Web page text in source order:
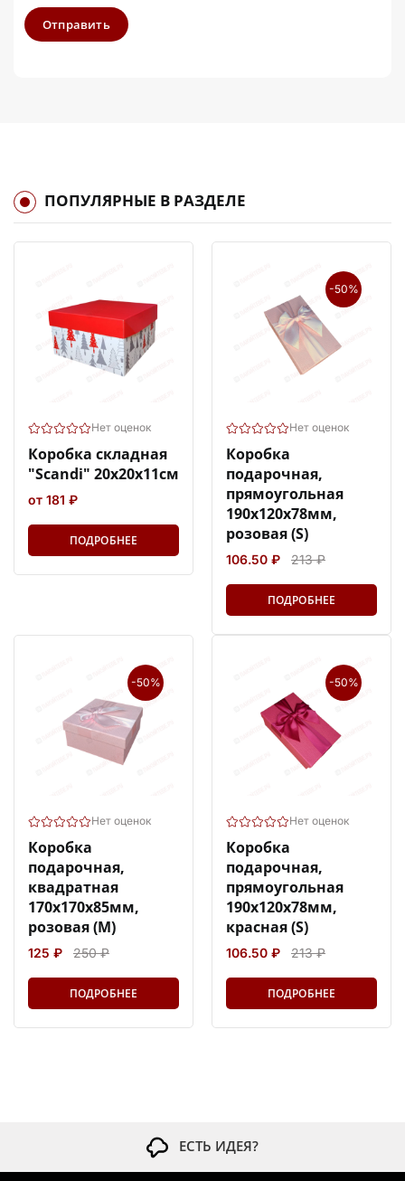
Отправить
ПОПУЛЯРНЫЕ В РАЗДЕЛЕ
Нет оценок
Коробка складная
"Scandi" 20х20х11см
от 181 ₽
ПОДРОБНЕЕ
-50%
Нет оценок
Коробка
подарочная,
прямоугольная
190х120х78мм,
розовая (S)
106.50 ₽ 213 ₽
ПОДРОБНЕЕ
-50%
Нет оценок
Коробка
подарочная,
квадратная
170х170х85мм,
розовая (M)
125 ₽ 250 ₽
ПОДРОБНЕЕ
-50%
Нет оценок
Коробка
подарочная,
прямоугольная
190х120х78мм,
красная (S)
106.50 ₽ 213 ₽
ПОДРОБНЕЕ
ЕСТЬ ИДЕЯ?